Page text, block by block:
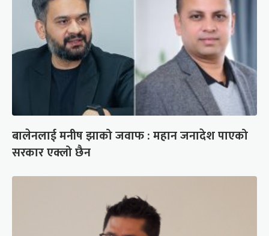
बालेनलाई मनीष झाको जवाफ : महान जनादेश पाएको
सरकार एक्लो छैन